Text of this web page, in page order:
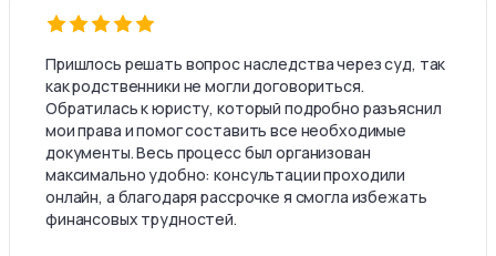
Пришлось решать вопрос наследства через суд, так
как родственники не могли договориться.
Обратилась к юристу, который подробно разъяснил
мои права и помог составить все необходимые
документы. Весь процесс был организован
максимально удобно: консультации проходили
онлайн, а благодаря рассрочке я смогла избежать
финансовых трудностей.